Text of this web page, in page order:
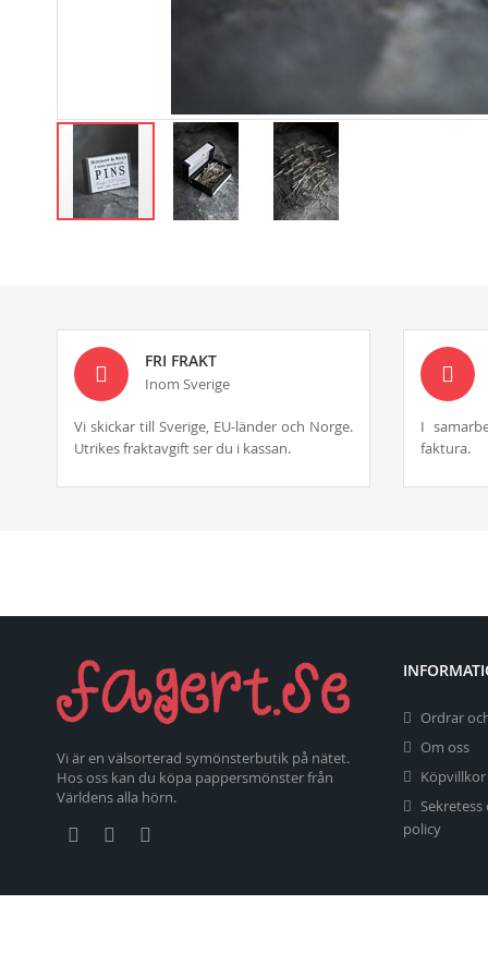
the
images
gallery
FRI FRAKT
Inom Sverige
Vi skickar till Sverige, EU-länder och Norge.
Utrikes fraktavgift ser du i kassan.
I
faktura.
Vi är en välsorterad symönsterbutik på nätet.
Hos oss kan du köpa pappersmönster från
Världens alla hörn.
Ordrar
Om oss
Köpvillkor
Sekretess
policy